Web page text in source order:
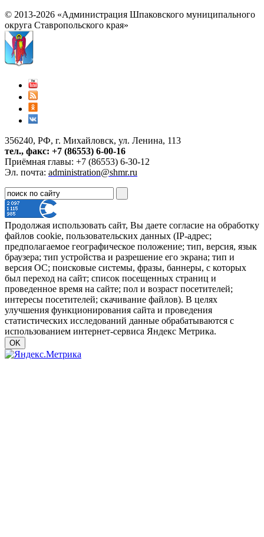
© 2013-2026 «Администрация Шпаковского муниципального
округа Ставропольского края»
356240, РФ, г. Михайловск, ул. Ленина, 113
тел., факс: +7 (86553) 6-00-16
Приёмная главы: +7 (86553) 6-30-12
Эл. почта: administration@shmr.ru
Продолжая использовать сайт, Вы даете согласие на обработку
файлов cookie, пользовательских данных (IP-адрес;
предполагаемое географическое положение; тип, версия, язык
браузера; тип устройства и разрешение его экрана; тип и
версия ОС; поисковые системы, фразы, баннеры, с которых
был переход на сайт; список посещенных страниц и
проведенное время на сайте; пол и возраст посетителей;
интересы посетителей; скачивание файлов). В целях
улучшения функционирования сайта и проведения
статистических исследований данные обрабатываются с
использованием интернет-сервиса Яндекс Метрика.
OK